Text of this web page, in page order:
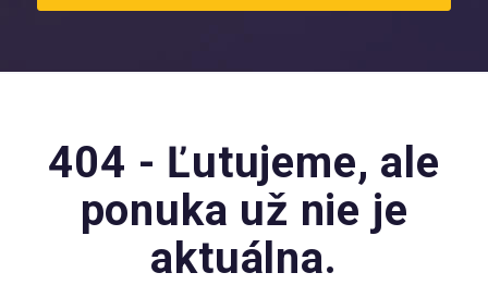
404 - Ľutujeme, ale
ponuka už nie je
aktuálna.